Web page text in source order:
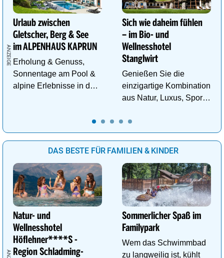
Urlaub zwischen
Gletscher, Berg & See
im ALPENHAUS KAPRUN
Erholung & Genuss,
Sonnentage am Pool &
alpine Erlebnisse in den
Sich wie daheim fühlen
– im Bio- und
Wellnesshotel
Stanglwirt
Genießen Sie die
einzigartige Kombination
aus Natur, Luxus, Sport,
DAS BESTE FÜR FAMILIEN & KINDER
Natur- und
Wellnesshotel
Höflehner****S -
Region Schladming-
Sommerlicher Spaß im
Familypark
Wem das Schwimmbad
zu langweilig ist, kühlt